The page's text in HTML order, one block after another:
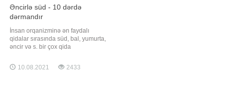
Əncirlə süd - 10 dərdə
dərmandır
İnsan orqanizminə ən faydalı
qidalar sırasında süd, bal, yumurta,
əncir və s. bir çox qida
Ayrı-ayrılıqda onların hər biri insan
orqanizmini lazımı vitaminlərlə
10.08.2021 2433